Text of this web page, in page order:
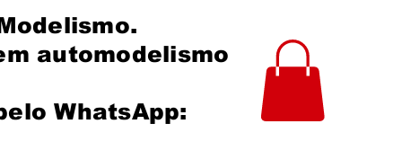
automodelismo
WhatsApp: